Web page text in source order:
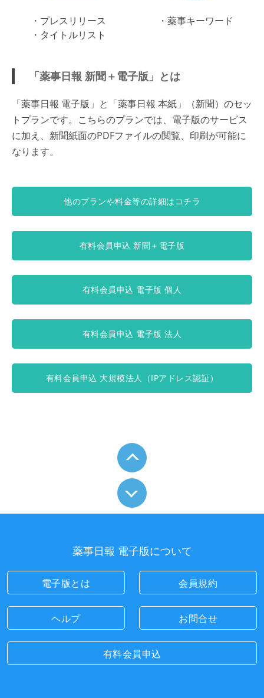
・プレスリリース
・タイトルリスト
・薬事キーワード
「薬事日報 新聞＋電子版」とは
「薬事日報 電子版」と「薬事日報 本紙」（新聞）のセッ
トプランです。こちらのプランでは、電子版のサービス
に加え、新聞紙面のPDFファイルの閲覧、印刷が可能に
なります。
他のプランや料金等の詳細はコチラ
有料会員申込 新聞＋電子版
有料会員申込 電子版 個人
有料会員申込 電子版 法人
有料会員申込 大規模法人（IPアドレス認証）
薬事日報 電子版について
電子版とは 会員規約
ヘルプ お問合せ
有料会員申込